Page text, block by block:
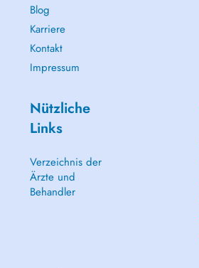
Blog
Karriere
Kontakt
Impressum
Nützliche
Links
Verzeichnis der
Ärzte und
Behandler